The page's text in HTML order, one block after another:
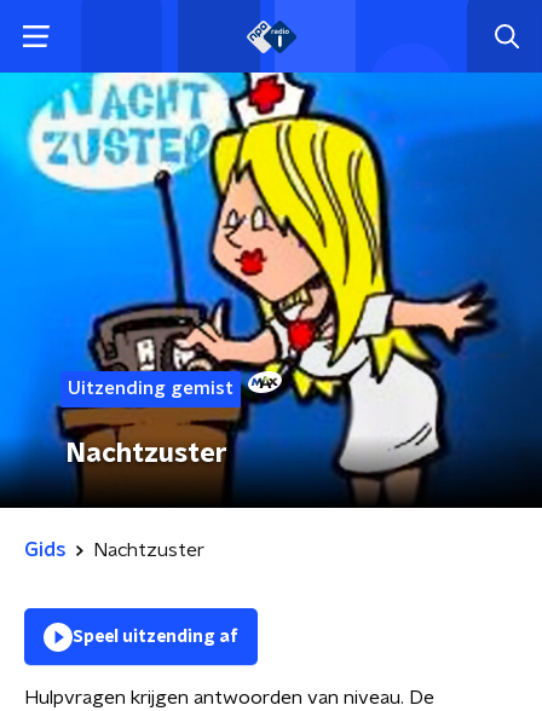
Uitzending gemist
Nachtzuster
Gids Nachtzuster
Speel uitzending af
Hulpvragen krijgen antwoorden van niveau. De